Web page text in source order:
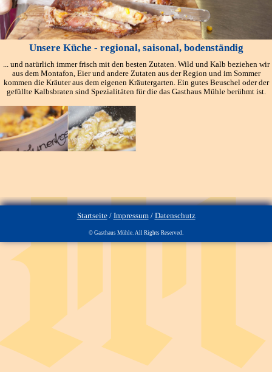
Unsere Küche - regional, saisonal, bodenständig
... und natürlich immer frisch mit den besten Zutaten. Wild und Kalb beziehen wir
aus dem Montafon, Eier und andere Zutaten aus der Region und im Sommer
kommen die Kräuter aus dem eigenen Kräutergarten. Ein gutes Beuschel oder der
gefüllte Kalbsbraten sind Spezialitäten für die das Gasthaus Mühle berühmt ist.
Startseite/ Impressum/ Datenschutz
© Gasthaus Mühle. All Rights Reserved.